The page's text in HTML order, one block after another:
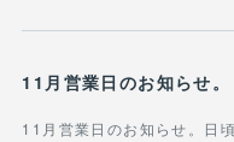
11月営業日のお知らせ。
11月営業日のお知らせ。日